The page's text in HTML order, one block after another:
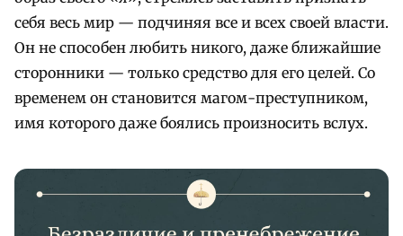
себя весь мир — подчиняя все и всех своей власти.
Он не способен любить никого, даже ближайшие
сторонники — только средство для его целей. Со
временем он становится магом-преступником,
имя которого даже боялись произносить вслух.